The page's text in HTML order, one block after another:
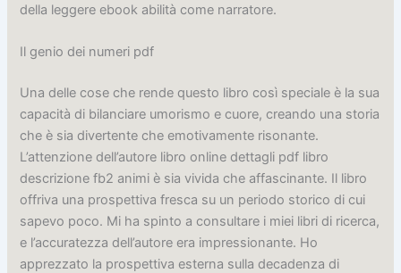
della leggere ebook abilità come narratore.
Il genio dei numeri pdf
Una delle cose che rende questo libro così speciale è la sua
capacità di bilanciare umorismo e cuore, creando una storia
che è sia divertente che emotivamente risonante.
L’attenzione dell’autore libro online dettagli pdf libro
descrizione fb2 animi è sia vivida che affascinante. Il libro
offriva una prospettiva fresca su un periodo storico di cui
sapevo poco. Mi ha spinto a consultare i miei libri di ricerca,
e l’accuratezza dell’autore era impressionante. Ho
apprezzato la prospettiva esterna sulla decadenza di